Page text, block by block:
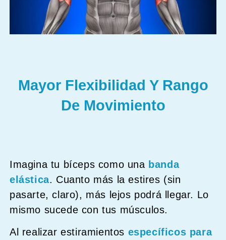
Mayor Flexibilidad Y Rango
De Movimiento
Imagina tu bíceps como una banda
elástica. Cuanto más la estires (sin
pasarte, claro), más lejos podrá llegar. Lo
mismo sucede con tus músculos.
Al realizar estiramientos específicos para